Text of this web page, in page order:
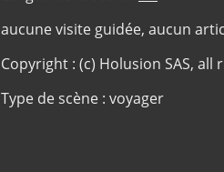
aucune visite guidée, aucun
Copyright : (c) Holusion SAS, all
Type de scène : voyager